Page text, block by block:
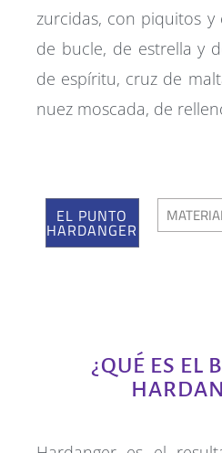
zurcidas, con piquitos y
de bucle, de estrella y
de espíritu, cruz de
nuez moscada, de
EL PUNTO
HARDANGER
¿QUÉ ES EL